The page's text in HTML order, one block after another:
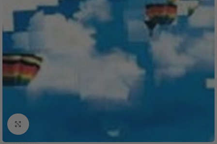
Click to enlarge